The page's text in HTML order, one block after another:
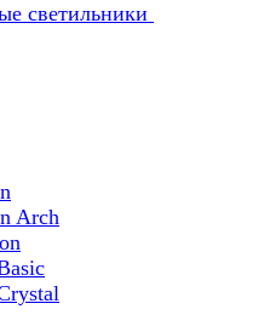
светильники
Arch